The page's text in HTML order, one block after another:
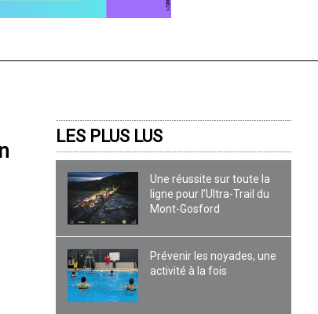
LES PLUS LUS
Une réussite sur toute la
ligne pour l’Ultra-Trail du
Mont-Gosford
Prévenir les noyades, une
activité à la fois